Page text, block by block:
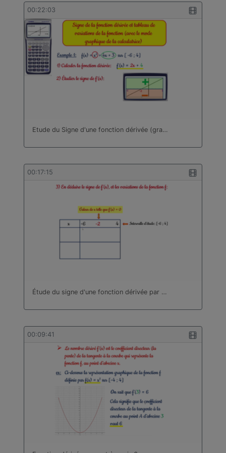
00:22:03
Etude du Signe d'une fonction dérivée (gra…
00:17:15
Étude du signe d'une fonction dérivée par …
00:09:41
bâtiment
Technologie
Travail des métaux en feuilles
Turc